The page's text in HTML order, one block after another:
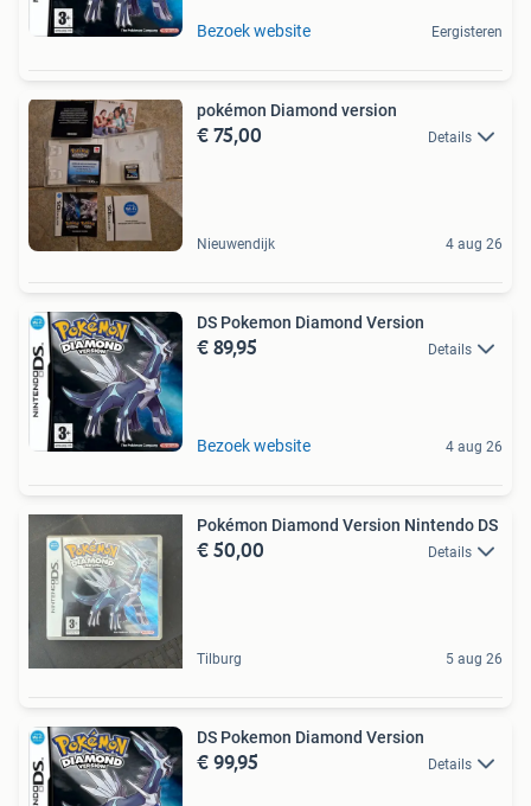
Bezoek website Eergisteren
pokémon Diamond version
€ 75,00 Details
Nieuwendijk 4 aug 26
DS Pokemon Diamond Version
€ 89,95 Details
Bezoek website 4 aug 26
Pokémon Diamond Version Nintendo DS
€ 50,00 Details
Tilburg 5 aug 26
DS Pokemon Diamond Version
€ 99,95 Details